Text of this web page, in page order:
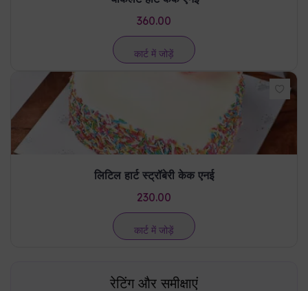
कार्ट में जोड़ें
चॉकलेट हार्ट केक एनई
कार्ट में जोड़ें